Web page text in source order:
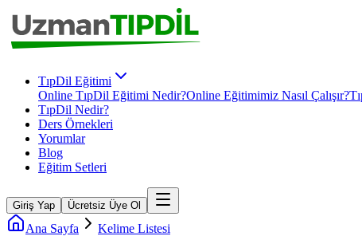
TıpDil Eğitimi
Online TıpDil Eğitimi Nedir?Online Eğitimimiz Nasıl Çalışır?
TıpDil Nedir?
Ders Örnekleri
Yorumlar
Blog
Eğitim Setleri
Giriş Yap Ücretsiz Üye Ol
Ana Sayfa Kelime Listesi